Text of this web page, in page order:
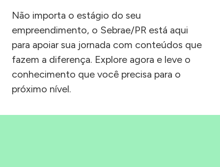
Não importa o estágio do seu
empreendimento, o Sebrae/PR está aqui
para apoiar sua jornada com conteúdos que
fazem a diferença. Explore agora e leve o
conhecimento que você precisa para o
próximo nível.